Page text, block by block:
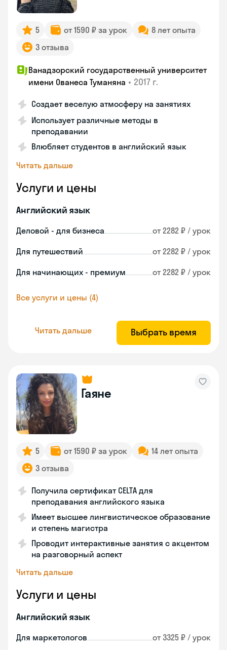
5 от 1590 ₽ за урок
8 лет опыта
3 отзыва
Ванадзорский государственный университет
имени Ованеса Туманяна • 2017 г.
Создает веселую атмосферу на занятиях
Использует различные методы в
преподавании
Влюбляет студентов в английский язык
Читать дальше
Услуги и цены
Английский язык
Деловой - для бизнеса от 2282 ₽ / урок
Для путешествий от 2282 ₽ / урок
Для начинающих - премиум от 2282 ₽ / урок
Все услуги и цены (4)
Читать дальше Выбрать время
Гаяне
5 от 1590 ₽ за урок
14 лет опыта
3 отзыва
Получила сертификат CELTA для
преподавания английского языка
Имеет высшее лингвистическое образование
и степень магистра
Проводит интерактивные занятия с акцентом
на разговорный аспект
Читать дальше
Услуги и цены
Английский язык
Для маркетологов от 3325 ₽ / урок